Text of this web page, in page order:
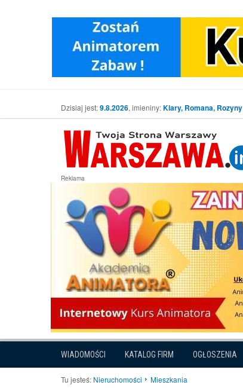
Dzisiaj jest:9.8.2026, imieniny:Klary, Romana, Rozyny
Reklama
WIADOMOŚCI KATALOG FIRM OGŁOSZENIA
Tu jesteś: Nieruchomości Mieszkania